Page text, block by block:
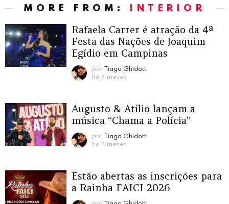
MORE FROM: INTERIOR
Rafaela Carrer é atração da 4ª
Festa das Nações de Joaquim
Egídio em Campinas
por
Tiago Ghidotti
há 4 meses
Augusto & Atílio lançam a
música “Chama a Polícia”
por
Tiago Ghidotti
há 4 meses
Estão abertas as inscrições para
a Rainha FAICI 2026